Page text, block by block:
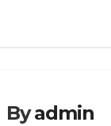
Byadmin